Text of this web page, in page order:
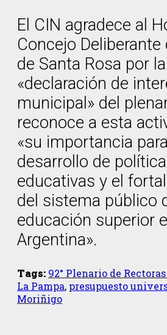
El CIN agradece al
Concejo Deliberante
de Santa Rosa por la
«declaración de
municipal» del
reconoce a esta
«su importancia
desarrollo de
educativas y el
del sistema público
educación superior
Argentina».
Tags: 92° Plenario de
La Pampa, presupuesto
Moriñigo